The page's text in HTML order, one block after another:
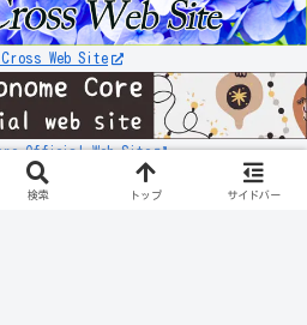
Web Site
Official Web Site
エラー」などの表示になる件について
検索 トップ サイドバー